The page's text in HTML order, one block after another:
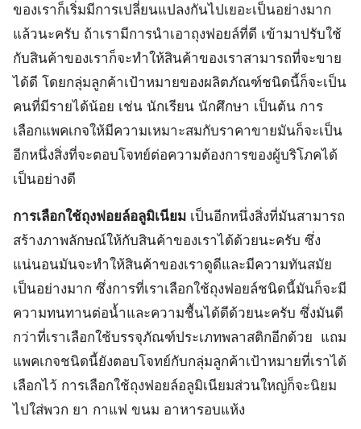
ของเราก็เริ่มมีการเปลี่ยนแปลงกันไปเยอะเป็นอย่างมาก
แล้วนะครับ ถ้าเรามีการนำเอาถุงฟอยล์ที่ดี เข้ามาปรับใช้
กับสินค้าของเราก็จะทำให้สินค้าของเราสามารถที่จะขาย
ได้ดี โดยกลุ่มลูกค้าเป้าหมายของผลิตภัณฑ์ชนิดนี้ก็จะเป็น
คนที่มีรายได้น้อย เช่น นักเรียน นักศึกษา เป็นต้น การ
เลือกแพคเกจให้มีความเหมาะสมกับราคาขายมันก็จะเป็น
อีกหนึ่งสิ่งที่จะตอบโจทย์ต่อความต้องการของผู้บริโภคได้
เป็นอย่างดี
การเลือกใช้ถุงฟอยล์อลูมิเนียม เป็นอีกหนึ่งสิ่งที่มันสามารถ
สร้างภาพลักษณ์ให้กับสินค้าของเราได้ด้วยนะครับ ซึ่ง
แน่นอนมันจะทำให้สินค้าของเราดูดีและมีความทันสมัย
เป็นอย่างมาก ซึ่งการที่เราเลือกใช้ถุงฟอยล์ชนิดนี้มันก็จะมี
ความทนทานต่อน้ำและความชื้นได้ดีด้วยนะครับ ซึ่งมันดี
กว่าที่เราเลือกใช้บรรจุภัณฑ์ประเภทพลาสติกอีกด้วย แถม
แพคเกจชนิดนี้ยังตอบโจทย์กับกลุ่มลูกค้าเป้าหมายที่เราได้
เลือกไว้ การเลือกใช้ถุงฟอยล์อลูมิเนียมส่วนใหญ่ก็จะนิยม
ไปใส่พวก ยา กาแฟ ขนม อาหารอบแห้ง